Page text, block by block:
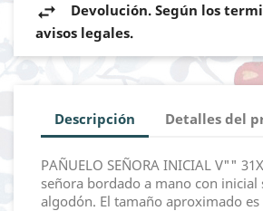
Devolución. Según los
avisos legales.
Descripción Detalles del
PAÑUELO SEÑORA INICIAL V""
señora bordado a mano con inicial
algodón. El tamaño aproximado es